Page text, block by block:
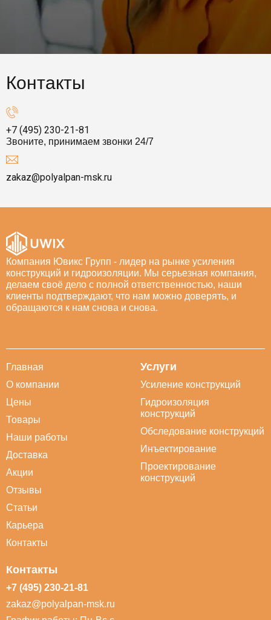
Контакты
+7 (495) 230-21-81
Звоните, принимаем звонки 24/7
zakaz@polyalpan-msk.ru
Компания Ювикс Групп - лидер на рынке усиления
конструкций и гидроизоляции. Мы серьезная компания,
делаем своё дело с полной ответственностью, наши
клиенты подтверждают, что нам можно доверять, и
обращаются к нам снова и снова.
Главная
О компании
Цены
Товары
Наши работы
Доставка
Акции
Отзывы
Статьи
Карьера
Контакты
Услуги
Усиление конструкций
Гидроизоляция
конструкций
Обследование конструкций
Инъектирование
Проектирование
конструкций
Контакты
+7 (495) 230-21-81
zakaz@polyalpan-msk.ru